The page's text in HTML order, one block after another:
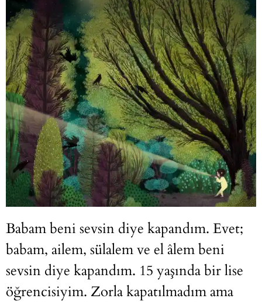
Babam beni sevsin diye kapandım. Evet;
babam, ailem, sülalem ve el âlem beni
sevsin diye kapandım. 15 yaşında bir lise
öğrencisiyim. Zorla kapatılmadım ama